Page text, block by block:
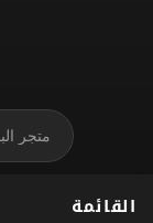
القائمة